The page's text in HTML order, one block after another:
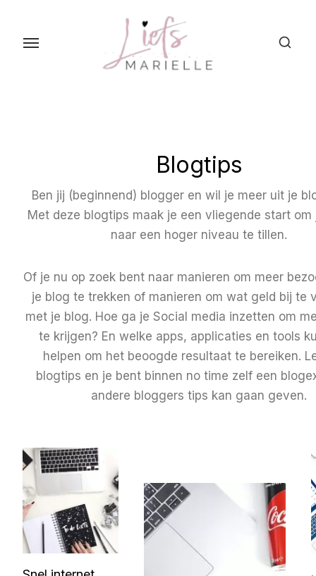
Blogtips
Ben jij (beginnend) blogger en wil je meer uit je
Met deze blogtips maak je een vliegende start om
naar een hoger niveau te tillen.
Of je nu op zoek bent naar manieren om meer
je blog te trekken of manieren om wat geld bij te
met je blog. Hoe ga je Social media inzetten om
te krijgen? En welke apps, applicaties en tools
helpen om het beoogde resultaat te bereiken.
blogtips en je bent binnen no time zelf een
andere bloggers tips kan gaan geven.